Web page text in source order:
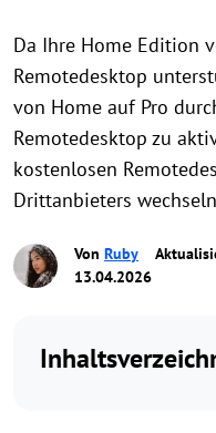
Da Ihre Home Edition
Remotedesktop
von Home auf Pro
Remotedesktop zu
kostenlosen
Drittanbieters
Von Ruby
13.04.2026